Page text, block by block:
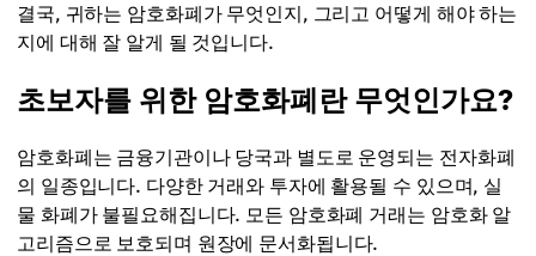
결국, 귀하는 암호화폐가 무엇인지, 그리고 어떻게 해야 하는
지에 대해 잘 알게 될 것입니다.
초보자를 위한 암호화폐란 무엇인가요?
암호화폐는 금융기관이나 당국과 별도로 운영되는 전자화폐
의 일종입니다. 다양한 거래와 투자에 활용될 수 있으며, 실
물 화폐가 불필요해집니다. 모든 암호화폐 거래는 암호화 알
고리즘으로 보호되며 원장에 문서화됩니다.